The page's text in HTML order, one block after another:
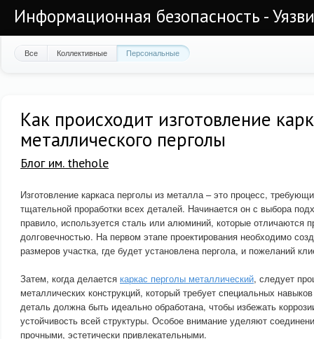
Информационная безопасность -
Все Коллективные Персональные
Как происходит изготовление
металлического перголы
Блог им. thehole
Изготовление каркаса перголы из металла – это процесс,
тщательной проработки всех деталей. Начинается он с выбора
правило, используется сталь или алюминий, которые отличаются
долговечностью. На первом этапе проектирования необходимо
размеров участка, где будет установлена пергола, и пожеланий
Затем, когда делается каркас перголы металлический, следует
металлических конструкций, который требует специальных
деталь должна быть идеально обработана, чтобы избежать
устойчивость всей структуры. Особое внимание уделяют
прочными, эстетически привлекательными.